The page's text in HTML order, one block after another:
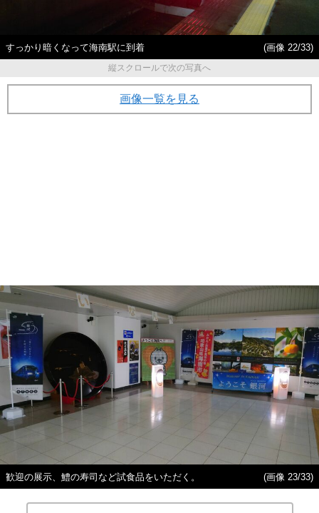
すっかり暗くなって海南駅に到着
(画像 22/33)
縦スクロールで次の写真へ
画像一覧を見る
歓迎の展示、鱧の寿司など試食品をいただく。 (画像 23/33)